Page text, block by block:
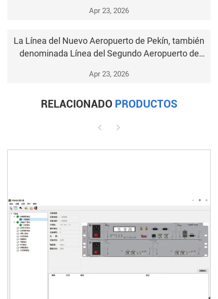
Apr 23, 2026
La Línea del Nuevo Aeropuerto de Pekín, también
denominada Línea del Segundo Aeropuerto de
cuenta con las estaciones: Distrito Comercial Lize,
Aeropuerto Daxing y Termina
Apr 23, 2026
RELACIONADO PRODUCTOS